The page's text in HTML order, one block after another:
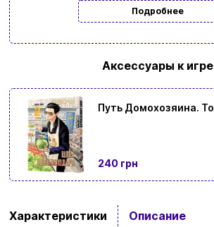
Подробнее
Аксессуары к игре
240 грн
Путь Домохозяина.
Характеристики Описание
Ввойти